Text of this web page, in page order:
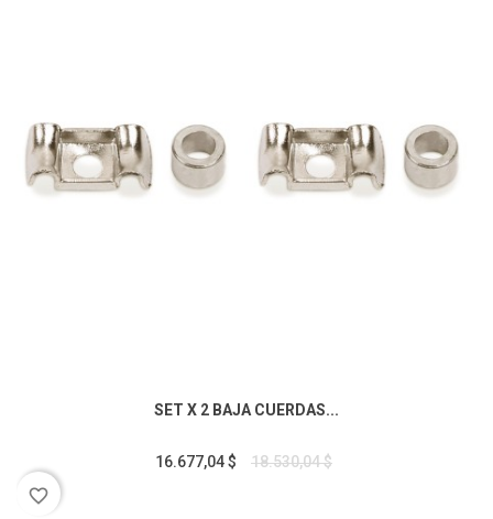
SET X 2 BAJA CUERDAS...
16.677,04 $ 18.530,04 $
favorite_border